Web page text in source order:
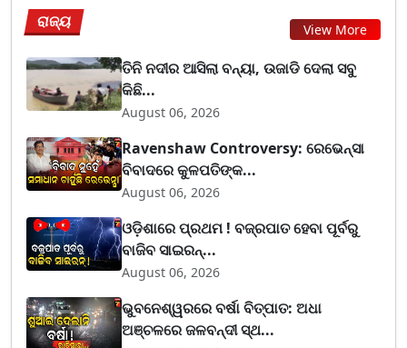
ରାଜ୍ୟ View More
ତିନି ନଦୀର ଆସିଲା ବନ୍ୟା, ଉଜାଡି ଦେଲା ସବୁ
କିଛି...
August 06, 2026
Ravenshaw Controversy: ରେଭେନ୍ସା
ବିବାଦରେ କୁଳପତିଙ୍କ...
August 06, 2026
ଓଡ଼ିଶାରେ ପ୍ରଥମ ! ବଜ୍ରପାତ ହେବା ପୂର୍ବରୁ
ବାଜିବ ସାଇରନ୍...
August 06, 2026
ଭୁବନେଶ୍ୱରରେ ବର୍ଷା ବିତ୍ପାତ: ଅଧା
ଅଞ୍ଚଳରେ ଜଳବନ୍ଦୀ ସ୍ଥ...